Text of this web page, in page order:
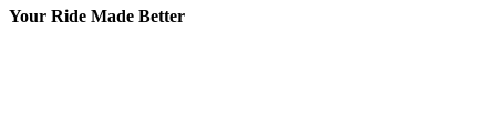
Your Ride Made Better